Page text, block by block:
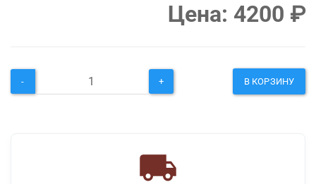
Цена: 4200 ₽
- + В КОРЗИНУ